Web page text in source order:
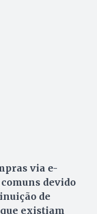
via e-
devido
de
existiam